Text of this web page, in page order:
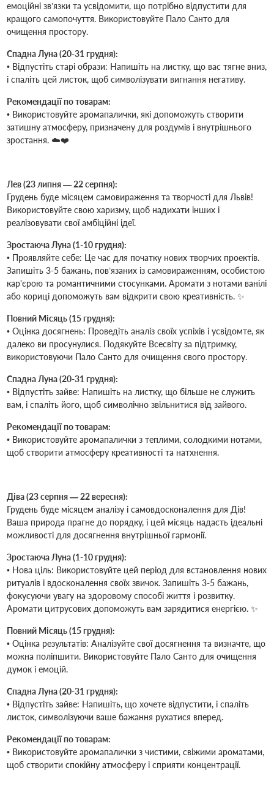
емоційні зв’язки та усвідомити, що потрібно відпустити для
кращого самопочуття. Використовуйте Пало Санто для
очищення простору.
Спадна Луна (20-31 грудня):
• Відпустіть старі образи: Напишіть на листку, що вас тягне вниз,
і спаліть цей листок, щоб символізувати вигнання негативу.
Рекомендації по товарам:
• Використовуйте аромапалички, які допоможуть створити
затишну атмосферу, призначену для роздумів і внутрішнього
зростання. ☁️❤️
Лев (23 липня — 22 серпня):
Грудень буде місяцем самовираження та творчості для Львів!
Використовуйте свою харизму, щоб надихати інших і
реалізовувати свої амбіційні ідеї.
Зростаюча Луна (1-10 грудня):
• Проявляйте себе: Це час для початку нових творчих проектів.
Запишіть 3-5 бажань, пов’язаних із самовираженням, особистою
кар'єрою та романтичними стосунками. Аромати з нотами ванілі
або кориці допоможуть вам відкрити свою креативність. ✨
Повний Місяць (15 грудня):
• Оцінка досягнень: Проведіть аналіз своїх успіхів і усвідомте, як
далеко ви просунулися. Подякуйте Всесвіту за підтримку,
використовуючи Пало Санто для очищення свого простору.
Спадна Луна (20-31 грудня):
• Відпустіть зайве: Напишіть на листку, що більше не служить
вам, і спаліть його, щоб символічно звільнитися від зайвого.
Рекомендації по товарам:
• Використовуйте аромапалички з теплими, солодкими нотами,
щоб створити атмосферу креативності та натхнення.
Діва (23 серпня — 22 вересня):
Грудень буде місяцем аналізу і самовдосконалення для Дів!
Ваша природа прагне до порядку, і цей місяць надасть ідеальні
можливості для досягнення внутрішньої гармонії.
Зростаюча Луна (1-10 грудня):
• Нова ціль: Використовуйте цей період для встановлення нових
ритуалів і вдосконалення своїх звичок. Запишіть 3-5 бажань,
фокусуючи увагу на здоровому способі життя і розвитку.
Аромати цитрусових допоможуть вам зарядитися енергією. ✨
Повний Місяць (15 грудня):
• Оцінка результатів: Аналізуйте свої досягнення та визначте, що
можна поліпшити. Використовуйте Пало Санто для очищення
думок і емоцій.
Спадна Луна (20-31 грудня):
• Відпустіть зайве: Напишіть, що хочете відпустити, і спаліть
листок, символізуючи ваше бажання рухатися вперед.
Рекомендації по товарам:
• Використовуйте аромапалички з чистими, свіжими ароматами,
щоб створити спокійну атмосферу і сприяти концентрації.